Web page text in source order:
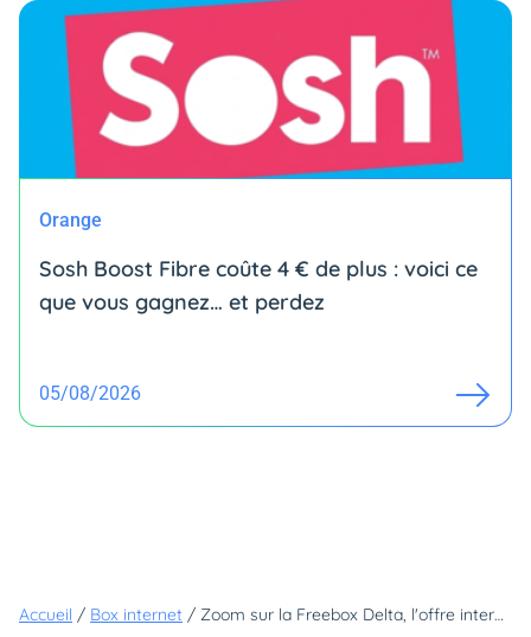
Orange
Sosh Boost Fibre coûte 4 € de plus : voici ce
que vous gagnez… et perdez
05/08/2026
Accueil / Box internet / Zoom sur la Freebox Delta, l'offre internet la plus rapide et complète du marché